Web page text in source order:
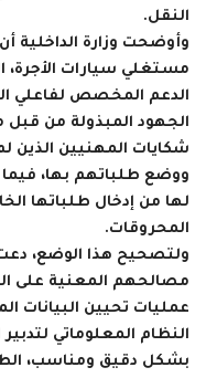
النقل.
وأوضحت وزارة الداخلية
مستغلي سيارات الأجرة،
الدعم المخصص لفاعلي
الجهود المبذولة من قبل
شكايات المهنيين الذين
ووضع طلباتهم بها،
لها من إدخال طلباتها
المحروقات.
ولتصحيح هذا الوضع، دعت
مصالحهم المعنية على
عمليات تحيين البيانات
النظام المعلوماتي
بشكل دقيق ومناسب،